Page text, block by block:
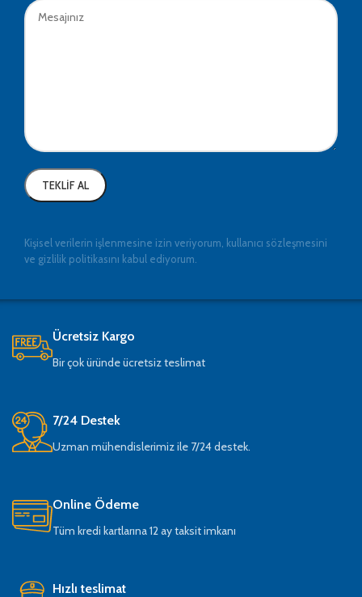
Kişisel verilerin işlenmesine izin veriyorum, kullanıcı sözleşmesini
ve gizlilik politikasını kabul ediyorum.
Ücretsiz Kargo
Bir çok üründe ücretsiz teslimat
7/24 Destek
Uzman mühendislerimiz ile 7/24 destek.
Online Ödeme
Tüm kredi kartlarına 12 ay taksit imkanı
Hızlı teslimat